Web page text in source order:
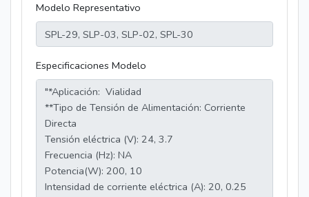
Modelo Representativo
Especificaciones Modelo